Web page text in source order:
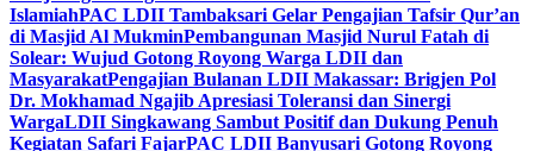
IslamiahPAC LDII Tambaksari Gelar Pengajian Tafsir Qur’an
di Masjid Al MukminPembangunan Masjid Nurul Fatah di
Solear: Wujud Gotong Royong Warga LDII dan
MasyarakatPengajian Bulanan LDII Makassar: Brigjen Pol
Dr. Mokhamad Ngajib Apresiasi Toleransi dan Sinergi
WargaLDII Singkawang Sambut Positif dan Dukung Penuh
Kegiatan Safari FajarPAC LDII Banyusari Gotong Royong